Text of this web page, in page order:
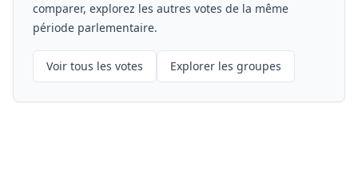
comparer, explorez les autres votes de la même
période parlementaire.
Voir tous les votes Explorer les groupes